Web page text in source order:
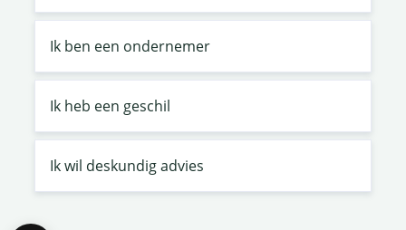
Ik ben een ondernemer
Ik heb een geschil
Ik wil deskundig advies